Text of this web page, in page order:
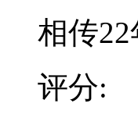
相传
评分: